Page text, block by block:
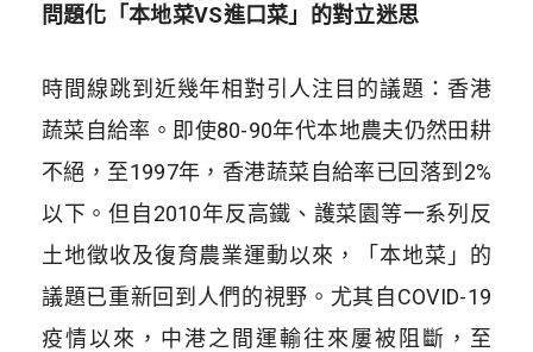
問題化「本地菜VS進口菜」的對立迷思
時間線跳到近幾年相對引人注目的議題：香港
蔬菜自給率。即使80-90年代本地農夫仍然田耕
不絕，至1997年，香港蔬菜自給率已回落到2%
以下。但自2010年反高鐵、護菜園等一系列反
土地徵收及復育農業運動以來，「本地菜」的
議題已重新回到人們的視野。尤其自COVID-19
疫情以來，中港之間運輸往來屢被阻斷，至